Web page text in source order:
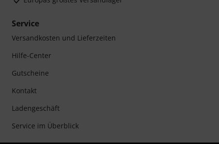
Service
Versandkosten und Lieferzeiten
Hilfe-Center
Gutscheine
Kontakt
Ladengeschäft
Service im Überblick